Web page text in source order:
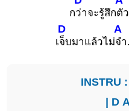
กว่าจะรู้สึกตั
เ
D
จ็บมาแล้วไม่
A
จำ
INSTRU
| D A